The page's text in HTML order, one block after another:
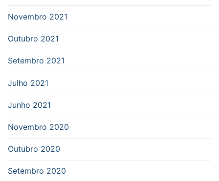
Novembro 2021
Outubro 2021
Setembro 2021
Julho 2021
Junho 2021
Novembro 2020
Outubro 2020
Setembro 2020